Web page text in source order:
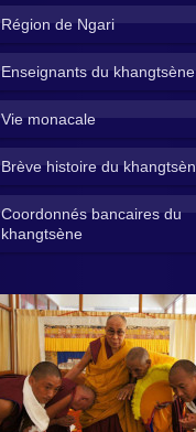
Région de Ngari
Enseignants du khangtsène
Vie monacale
Brève histoire du
Coordonnés bancaires du
khangtsène